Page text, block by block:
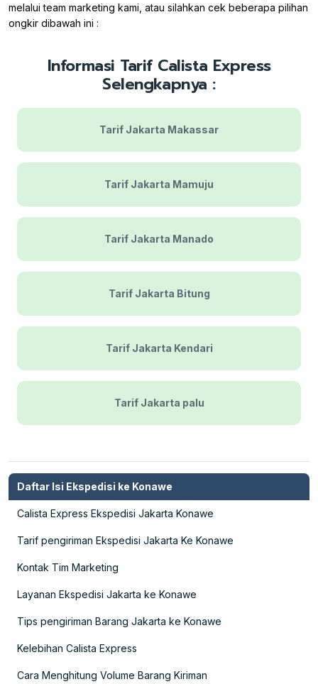
melalui team marketing kami, atau silahkan cek beberapa pilihan
ongkir dibawah ini :
Informasi Tarif Calista Express
Selengkapnya :
Tarif Jakarta Makassar
Tarif Jakarta Mamuju
Tarif Jakarta Manado
Tarif Jakarta Bitung
Tarif Jakarta Kendari
Tarif Jakarta palu
Daftar Isi Ekspedisi ke Konawe
Calista Express Ekspedisi Jakarta Konawe
Tarif pengiriman Ekspedisi Jakarta Ke Konawe
Kontak Tim Marketing
Layanan Ekspedisi Jakarta ke Konawe
Tips pengiriman Barang Jakarta ke Konawe
Kelebihan Calista Express
Cara Menghitung Volume Barang Kiriman